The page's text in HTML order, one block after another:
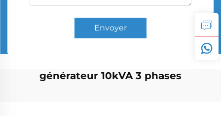
Envoyer
générateur 10kVA 3 phases